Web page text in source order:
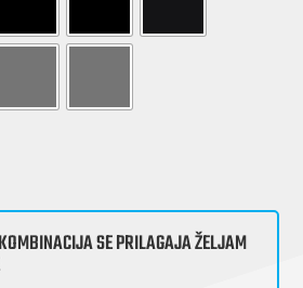
SE PRILAGAJA ŽELJAM